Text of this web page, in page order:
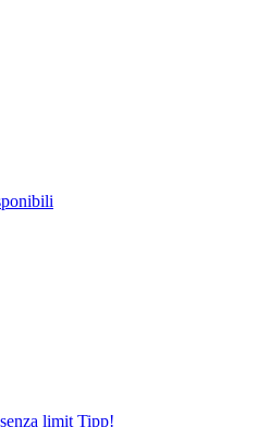
limit Tipp!